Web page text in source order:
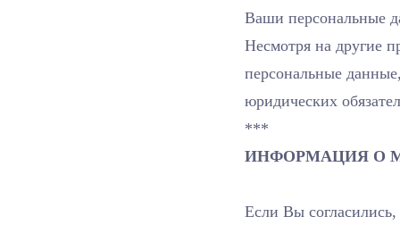
Ваши персональные
Несмотря на другие
персональные
юридических
***
ИНФОРМАЦИЯ О
Если Вы